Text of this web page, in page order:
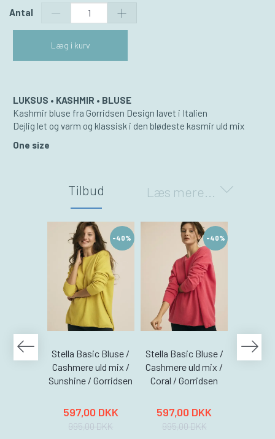
Antal
Læg i kurv
LUKSUS • KASHMIR • BLUSE
Kashmir bluse fra Gorridsen Design lavet i Italien
Dejlig let og varm og klassisk i den blødeste kasmir uld mix
One size
Læs mere...
Tilbud
-40%
Stella Basic Bluse /
Cashmere uld mix /
Sunshine / Gorridsen
597,00 DKK
995,00 DKK
-40%
Stella Basic Bluse /
Cashmere uld mix /
Coral / Gorridsen
597,00 DKK
995,00 DKK
Liva